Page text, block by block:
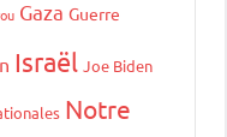
Gaza Guerre
Israël Joe Biden
Notre